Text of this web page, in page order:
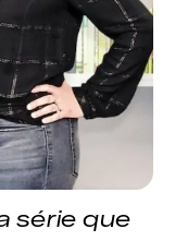
série que